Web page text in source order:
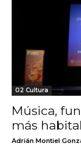
02 Cultura
Música,
más
Adrián Montiel